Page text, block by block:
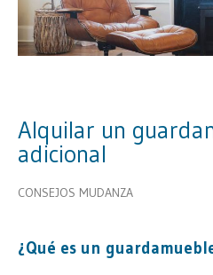
Alquilar un
adicional
CONSEJOS MUDANZA
¿Qué es un